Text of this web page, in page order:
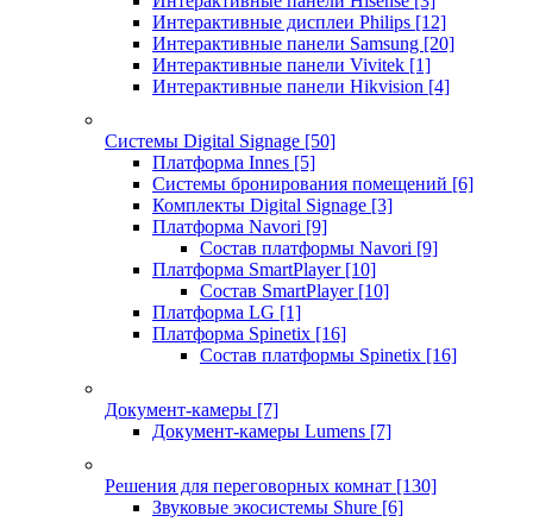
Интерактивные дисплеи Philips [12]
Интерактивные панели Samsung [20]
Интерактивные панели Vivitek [1]
Интерактивные панели Hikvision [4]
Системы Digital Signage [50]
Платформа Innes [5]
Системы бронирования помещений [6]
Комплекты Digital Signage [3]
Платформа Navori [9]
Состав платформы Navori [9]
Платформа SmartPlayer [10]
Состав SmartPlayer [10]
Платформа LG [1]
Платформа Spinetix [16]
Состав платформы Spinetix [16]
Документ-камеры [7]
Документ-камеры Lumens [7]
Решения для переговорных комнат [130]
Звуковые экосистемы Shure [6]